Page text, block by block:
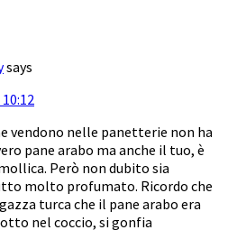
says
vendono nelle panetterie non ha
pane arabo ma anche il tuo, è
Però non dubito sia
molto profumato. Ricordo che
turca che il pane arabo era
nel coccio, si gonfia